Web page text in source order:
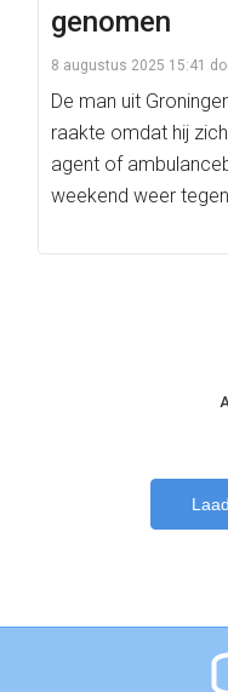
genomen
8 augustus 2025 15:41
De man uit
raakte omdat hij
agent of
weekend weer